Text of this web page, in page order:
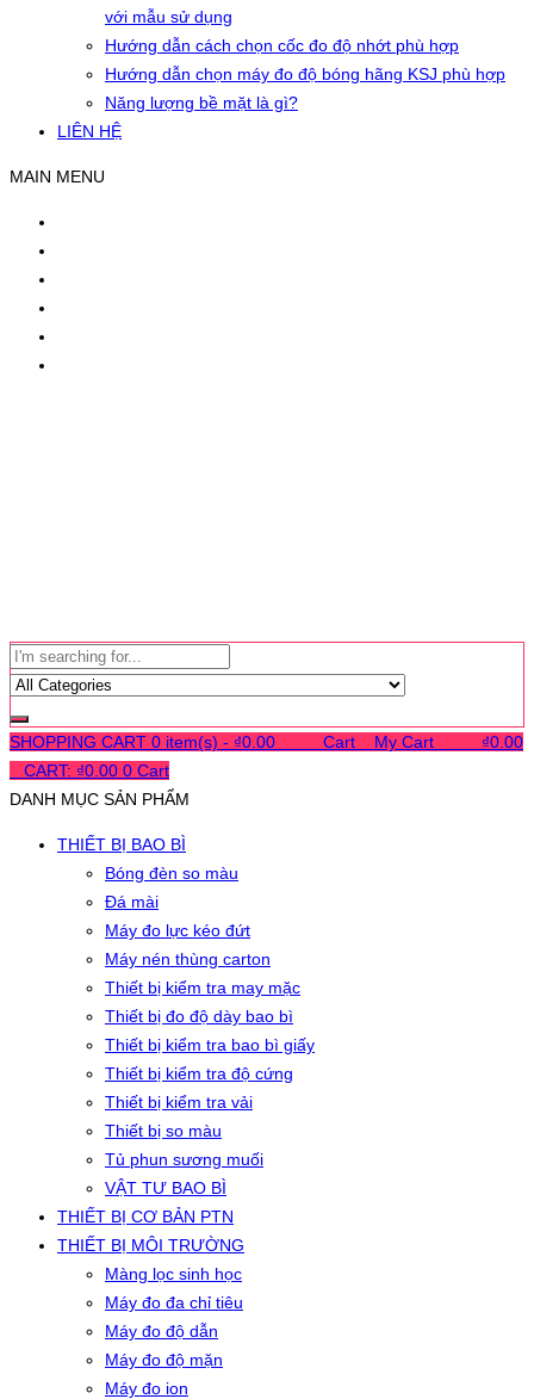
với mẫu sử dụng
Hướng dẫn cách chọn cốc đo độ nhớt phù hợp
Hướng dẫn chọn máy đo độ bóng hãng KSJ phù hợp
Năng lượng bề mặt là gì?
LIÊN HỆ
MAIN MENU
SHOPPING CART 0 item(s) - ₫0.00 Cart My Cart ₫0.00
CART: ₫0.00 0 Cart
DANH MỤC SẢN PHẨM
THIẾT BỊ BAO BÌ
Bóng đèn so màu
Đá mài
Máy đo lực kéo đứt
Máy nén thùng carton
Thiết bị kiểm tra may mặc
Thiết bị đo độ dày bao bì
Thiết bị kiểm tra bao bì giấy
Thiết bị kiểm tra độ cứng
Thiết bị kiểm tra vải
Thiết bị so màu
Tủ phun sương muối
VẬT TƯ BAO BÌ
THIẾT BỊ CƠ BẢN PTN
THIẾT BỊ MÔI TRƯỜNG
Màng lọc sinh học
Máy đo đa chỉ tiêu
Máy đo độ dẫn
Máy đo độ mặn
Máy đo ion